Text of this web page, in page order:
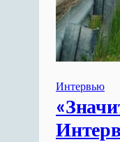
Интервью